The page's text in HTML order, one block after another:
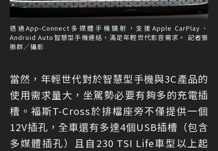
透過App-Connect多媒體手機鏡射，支援Apple CarPlay、
Android Auto智慧型手機連結，滿足年輕世代影音需求。 記者張
振群／攝影
當然，年輕世代對於智慧型手機與3C產品的
使用需求量大，坐駕勢必要有夠多的充電插
槽。福斯T-Cross於排檔座旁不僅提供一個
12V插孔，全車還有多達4個USB插槽（包含
多媒體插孔）且自230 TSI Life車型以上起